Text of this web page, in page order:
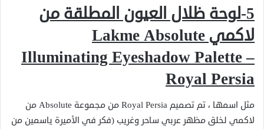
5-لوحة ظلال العيون المطلقة من
لاكمي Lakme Absolute
Illuminating Eyeshadow Palette –
Royal Persia
مثل اسمها ، تم تصميم Royal Persia من مجموعة Absolute من
لاكمي لخلق مظهر عربي ساحر وغريب (فكر في الأميرة ياسمين من